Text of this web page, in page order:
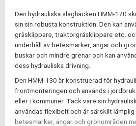
Den hydrauliska slaghacken HMM-170
sin sin robusta konstruktion. Den kan
gräsklippare, traktorgräsklippare etc.
underhåll av betesmarker, ängar och
buskar och mindre grenar och kan
dess hydrauliska drivning.
Den HMM-130 är konstruerad för
frontmonteringen och används i
eller i kommuner. Tack vare sin
användas flexibelt och är särskilt
betesmarker, ängar och grönområden